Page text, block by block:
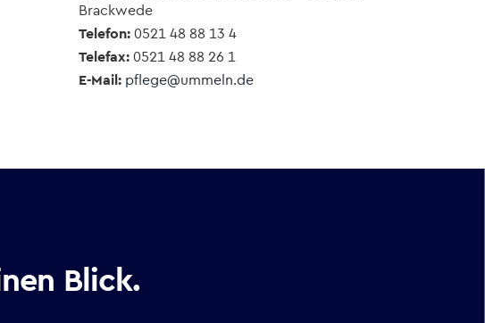
Brackwede
Telefon: 0521 48 88 13 4
Telefax: 0521 48 88 26 1
E-Mail: ed.nlemmu@egelfp
Blick.